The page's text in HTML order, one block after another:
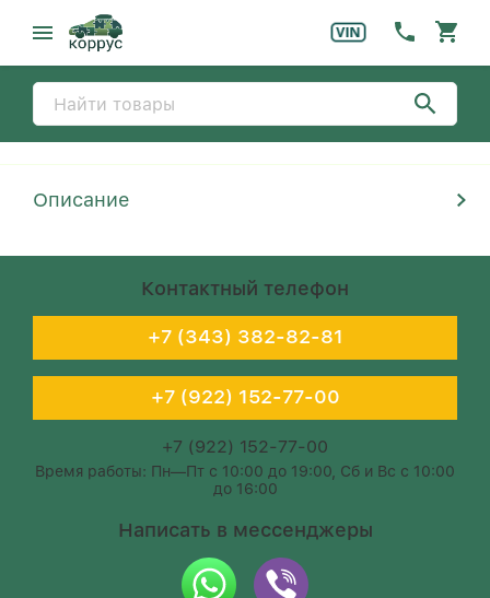
Описание
Контактный телефон
+7 (343) 382-82-81
+7 (922) 152-77-00
+7 (922) 152-77-00
Время работы: Пн—Пт с 10:00 до 19:00, Сб и Вс с 10:00
до 16:00
Написать в мессенджеры